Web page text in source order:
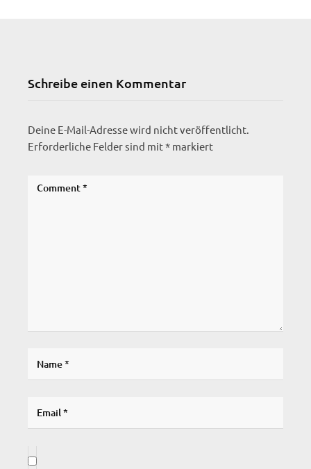
Schreibe einen Kommentar
Deine E-Mail-Adresse wird nicht veröffentlicht.
Erforderliche Felder sind mit* markiert